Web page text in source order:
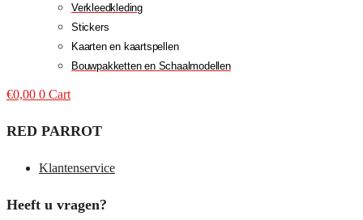
Verkleedkleding
Stickers
Kaarten en kaartspellen
Bouwpakketten en Schaalmodellen
€0,00 0 Cart
RED PARROT
Klantenservice
Heeft u vragen?